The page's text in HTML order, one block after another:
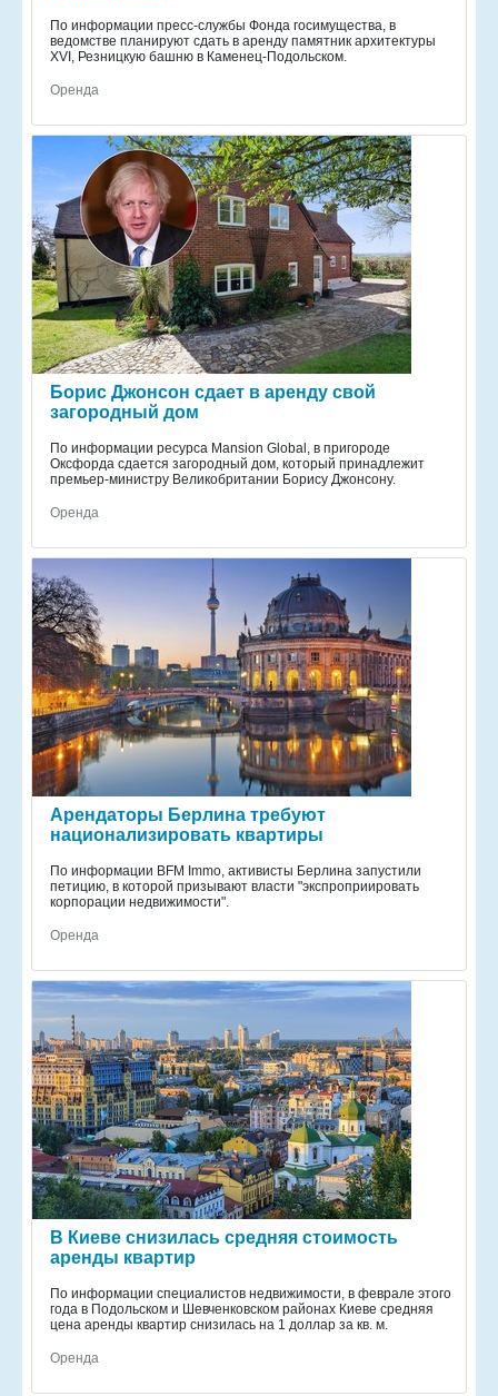
По информации пресс-службы Фонда госимущества, в
ведомстве планируют сдать в аренду памятник архитектуры
XVI, Резницкую башню в Каменец-Подольском.
Оренда
Борис Джонсон сдает в аренду свой
загородный дом
По информации ресурса Mansion Global, в пригороде
Оксфорда сдается загородный дом, который принадлежит
премьер-министру Великобритании Борису Джонсону.
Оренда
Арендаторы Берлина требуют
национализировать квартиры
По информации BFM Immo, активисты Берлина запустили
петицию, в которой призывают власти "экспроприировать
корпорации недвижимости".
Оренда
В Киеве снизилась средняя стоимость
аренды квартир
По информации специалистов недвижимости, в феврале этого
года в Подольском и Шевченковском районах Киеве средняя
цена аренды квартир снизилась на 1 доллар за кв. м.
Оренда